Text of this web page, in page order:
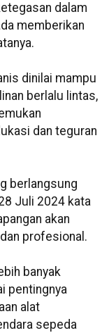
dalam
memberikan
dinilai mampu
berlalu lintas,
dan teguran
berlangsung
Juli 2024 kata
akan
profesional.
banyak
pentingnya
alat
sepeda